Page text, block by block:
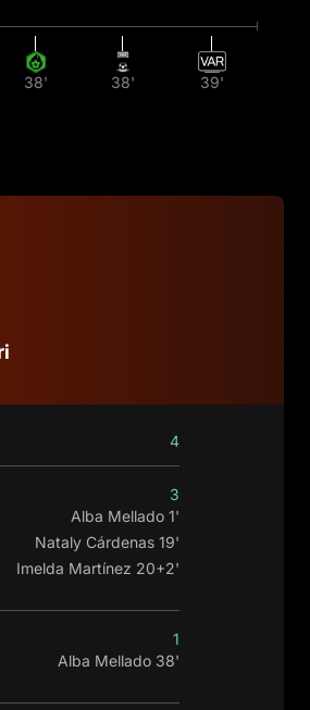
38' 38' 39'
4
3
Alba Mellado 1'
Nataly Cárdenas 19'
Imelda Martínez 20+2'
1
Alba Mellado 38'